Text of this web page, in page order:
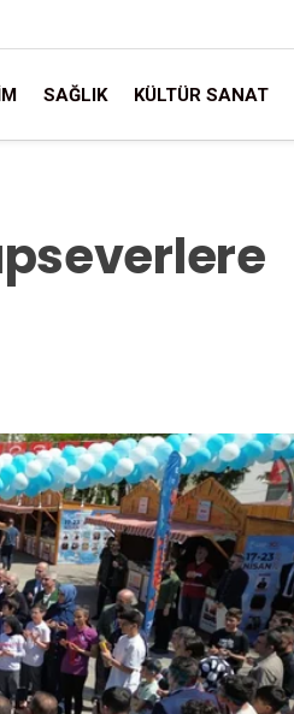
SAĞLIK KÜLTÜR SANAT